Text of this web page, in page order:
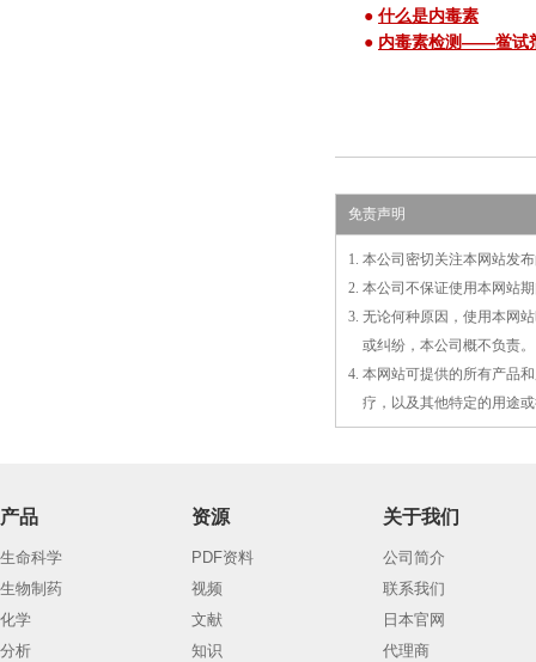
● 什么是内毒素
● 内毒素检测——鲎试
免责声明
1. 本公司密切关注本网站发
2. 本公司不保证使用本网站
3. 无论何种原因，使用本网
或纠纷，本公司概不负责。
4. 本网站可提供的所有产品
疗，以及其他特定的用途
产品
生命科学
生物制药
化学
分析
资源
PDF资料
视频
文献
知识
关于我们
公司简介
联系我们
日本官网
代理商